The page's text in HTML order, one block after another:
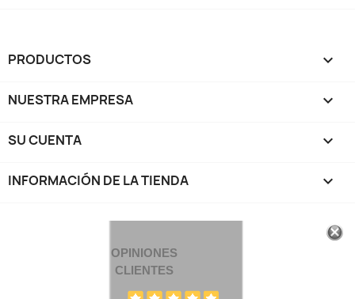
PRODUCTOS 
NUESTRA EMPRESA 
SU CUENTA 
INFORMACIÓN DE LA TIENDA keyboard_arrow_down
OPINIONES
CLIENTES